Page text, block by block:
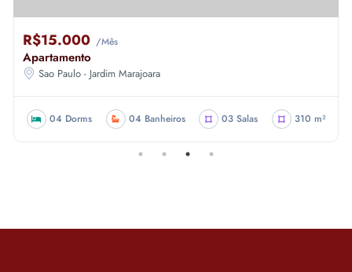
R$15.000 /Mês
Apartamento
Sao Paulo - Jardim Marajoara
04 Dorms 04 Banheiros 03 Salas 310 m²